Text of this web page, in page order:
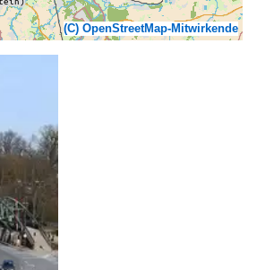
(C) OpenStreetMap-Mitwirkende